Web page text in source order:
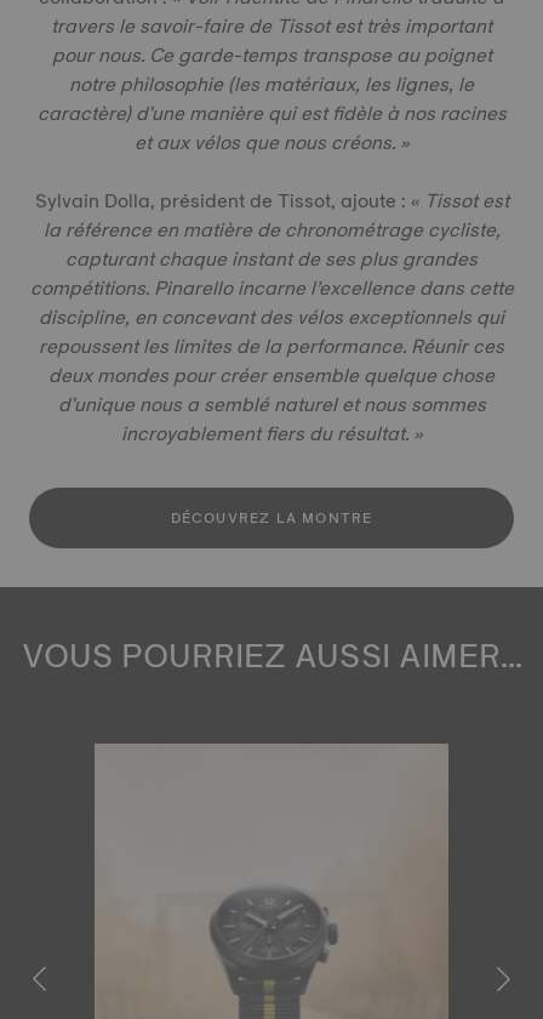
travers le savoir-faire de Tissot est très important
pour nous. Ce garde-temps transpose au poignet
notre philosophie (les matériaux, les lignes, le
caractère) d'une manière qui est fidèle à nos racines
et aux vélos que nous créons. »
Sylvain Dolla, président de Tissot, ajoute : « Tissot est
la référence en matière de chronométrage cycliste,
capturant chaque instant de ses plus grandes
compétitions. Pinarello incarne l’excellence dans cette
discipline, en concevant des vélos exceptionnels qui
repoussent les limites de la performance. Réunir ces
deux mondes pour créer ensemble quelque chose
d'unique nous a semblé naturel et nous sommes
incroyablement fiers du résultat. »
DÉCOUVREZ LA MONTRE
VOUS POURRIEZ AUSSI AIMER...